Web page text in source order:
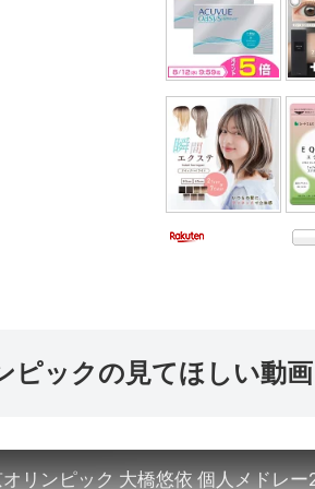
ピックの見てほしい動画
リンピック 大橋悠依 個人メドレー